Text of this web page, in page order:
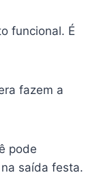
funcional. É
fazem a
pode
saída festa.